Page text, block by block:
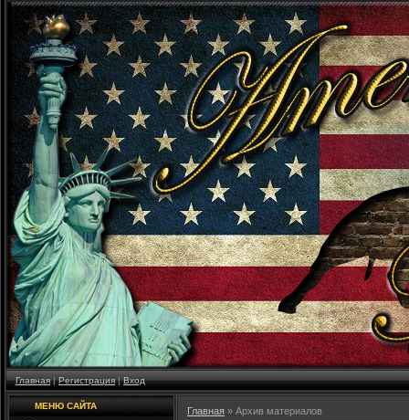
Главная|Регистрация|Вход
МЕНЮ САЙТА Главная » Архив материалов